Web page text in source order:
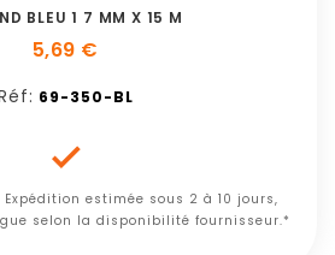
BLEU 1 7 MM X 15 M
5,69 €
69-350-BL

estimée sous 2 à 10 jours,
selon la disponibilité fournisseur.*